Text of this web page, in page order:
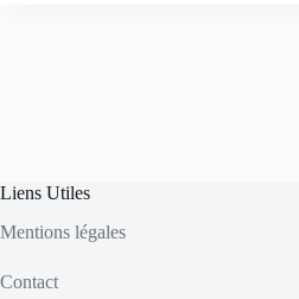
Liens Utiles
Mentions légales
Contact